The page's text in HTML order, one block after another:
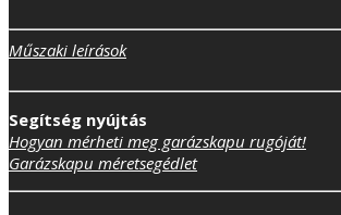
Műszaki leírások
Segítség nyújtás
Hogyan mérheti meg garázskapu rugóját!
Garázskapu méretsegédlet